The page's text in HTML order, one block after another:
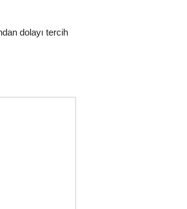
dolayı tercih